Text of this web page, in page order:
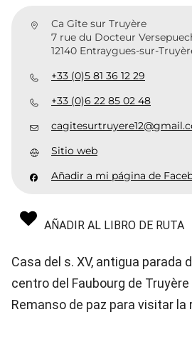
Ca Gîte sur Truyère
7 rue du Docteur
12140 Entraygues-sur-
+33 (0)5 81 36 12 29
+33 (0)6 22 85 02 48
Sitio web
Añadir a mi página de
AÑADIR AL LIBRO DE RUTA
Casa del s. XV, antigua parada
centro del Faubourg de
Remanso de paz para visitar la